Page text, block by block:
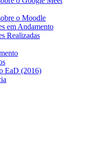
o Moodle
em Andamento
Realizadas
EaD (2016)